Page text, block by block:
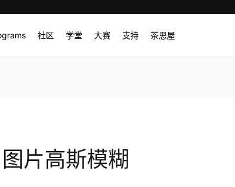
社区 学堂 大赛 支持 茶思屋
片高斯模糊